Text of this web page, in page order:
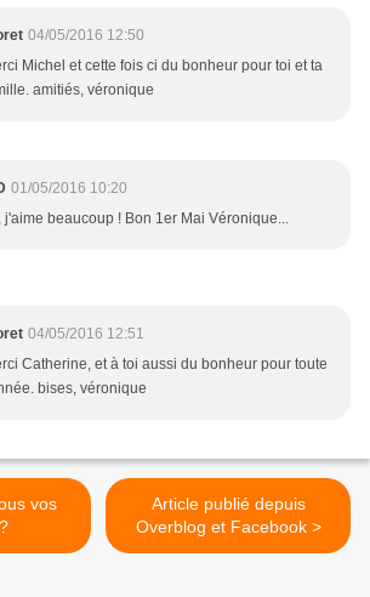
04/05/2016 12:50
Michel et cette fois ci du bonheur pour toi et ta
amitiés, véronique
01/05/2016 10:20
j'aime beaucoup ! Bon 1er Mai Véronique...
04/05/2016 12:51
Catherine, et à toi aussi du bonheur pour toute
bises, véronique
Article publié depuis
Overblog et Facebook >